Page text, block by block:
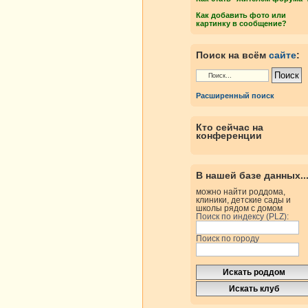
Как добавить фото или
картинку в сообщение?
Поиск на всём сайте:
Расширенный поиск
Кто сейчас на
конференции
В нашей базе данных...
можно найти роддома,
клиники, детские сады и
школы рядом с домом
Поиск по индексу (PLZ):
Поиск по городу